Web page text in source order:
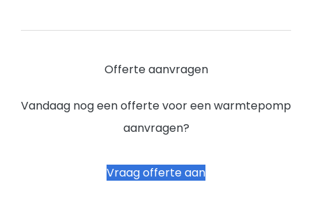
Offerte aanvragen
Vandaag nog een offerte voor een warmtepomp
aanvragen?
Vraag offerte aan